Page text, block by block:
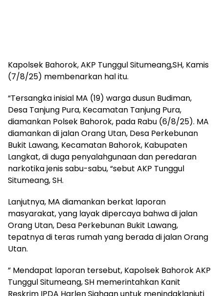
Kapolsek Bahorok, AKP Tunggul Situmeang,SH, Kamis
(7/8/25) membenarkan hal itu.
“Tersangka inisial MA (19) warga dusun Budiman,
Desa Tanjung Pura, Kecamatan Tanjung Pura,
diamankan Polsek Bahorok, pada Rabu (6/8/25). MA
diamankan di jalan Orang Utan, Desa Perkebunan
Bukit Lawang, Kecamatan Bahorok, Kabupaten
Langkat, di duga penyalahgunaan dan peredaran
narkotika jenis sabu-sabu, “sebut AKP Tunggul
Situmeang, SH.
Lanjutnya, MA diamankan berkat laporan
masyarakat, yang layak dipercaya bahwa di jalan
Orang Utan, Desa Perkebunan Bukit Lawang,
tepatnya di teras rumah yang berada di jalan Orang
Utan.
” Mendapat laporan tersebut, Kapolsek Bahorok AKP
Tunggul Situmeang, SH memerintahkan Kanit
Reskrim IPDA Harlen Siahaan untuk menindaklanjuti